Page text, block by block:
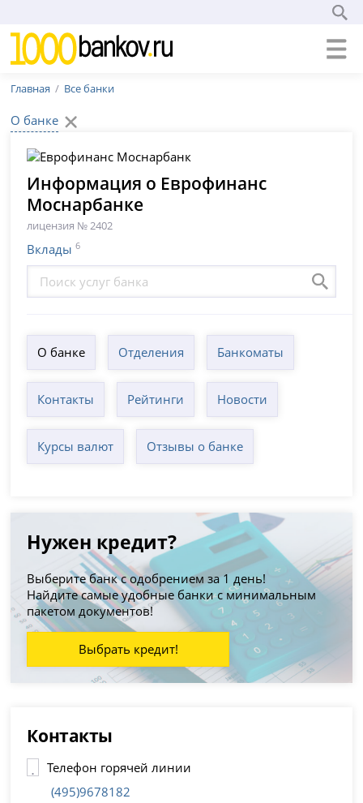
Главная Все банки
О банке
Информация о Еврофинанс
Моснарбанке
лицензия № 2402
Вклады 6
О банке Отделения Банкоматы
Контакты Рейтинги Новости
Курсы валют Отзывы о банке
Нужен кредит?
Выберите банк с одобрением за 1 день!
Найдите самые удобные банки с минимальным
пакетом документов!
Выбрать кредит!
Контакты
Телефон горячей линии
(495)9678182